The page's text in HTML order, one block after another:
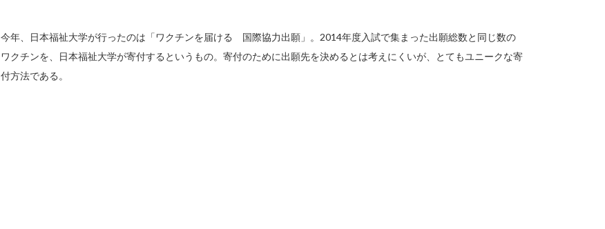
今年、日本福祉大学が行ったのは「ワクチンを届ける 国際協力出願」。2014年度入試で集まった出願総数と同じ数の
ワクチンを、日本福祉大学が寄付するというもの。寄付のために出願先を決めるとは考えにくいが、とてもユニークな寄
付方法である。